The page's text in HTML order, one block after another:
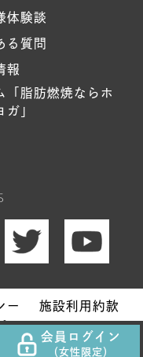
体験談
る質問
報
「脂肪燃焼ならホ
ガ」
ー
施設利用約款
Rights Reserved.
会員ログイン
（女性限定）